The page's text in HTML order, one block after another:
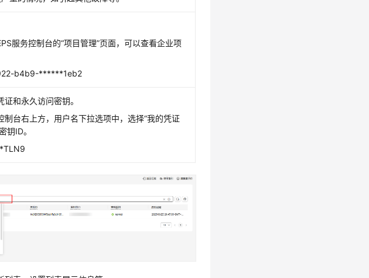
服务控制台的“项目管理”页面，可以查看企业项
b4b9-******1eb2
和永久访问密钥。
制台右上方，用户名下拉选项中，选择“我的凭证
钥ID。